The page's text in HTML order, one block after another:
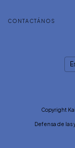
CONTACTÁNOS
Copyright
Defensa de las